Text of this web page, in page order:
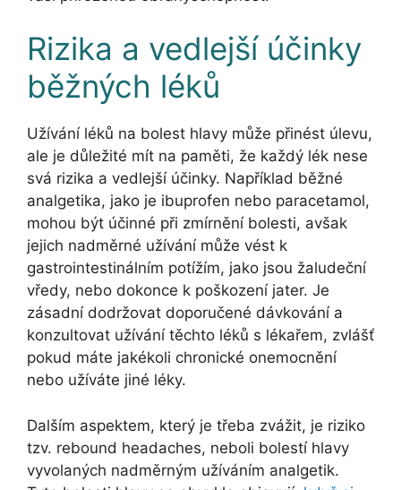
Rizika a vedlejší účinky
běžných léků
Užívání léků na bolest hlavy může přinést úlevu,
ale je důležité mít na paměti, že každý lék nese
svá rizika a vedlejší účinky. Například běžné
analgetika, jako je ibuprofen nebo paracetamol,
mohou být účinné při zmírnění bolesti, avšak
jejich nadměrné užívání může vést k
gastrointestinálním potížím, jako jsou žaludeční
vředy, nebo dokonce k poškození jater. Je
zásadní dodržovat doporučené dávkování a
konzultovat užívání těchto léků s lékařem, zvlášť
pokud máte jakékoli chronické onemocnění
nebo užíváte jiné léky.
Dalším aspektem, který je třeba zvážit, je riziko
tzv. rebound headaches, neboli bolestí hlavy
vyvolaných nadměrným užíváním analgetik.